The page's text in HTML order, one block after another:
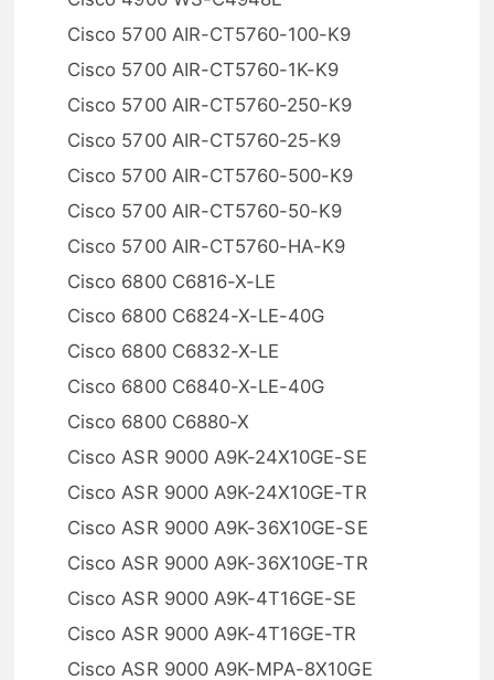
Cisco 5700 AIR-CT5760-100-K9
Cisco 5700 AIR-CT5760-1K-K9
Cisco 5700 AIR-CT5760-250-K9
Cisco 5700 AIR-CT5760-25-K9
Cisco 5700 AIR-CT5760-500-K9
Cisco 5700 AIR-CT5760-50-K9
Cisco 5700 AIR-CT5760-HA-K9
Cisco 6800 C6816-X-LE
Cisco 6800 C6824-X-LE-40G
Cisco 6800 C6832-X-LE
Cisco 6800 C6840-X-LE-40G
Cisco 6800 C6880-X
Cisco ASR 9000 A9K-24X10GE-SE
Cisco ASR 9000 A9K-24X10GE-TR
Cisco ASR 9000 A9K-36X10GE-SE
Cisco ASR 9000 A9K-36X10GE-TR
Cisco ASR 9000 A9K-4T16GE-SE
Cisco ASR 9000 A9K-4T16GE-TR
Cisco ASR 9000 A9K-MPA-8X10GE